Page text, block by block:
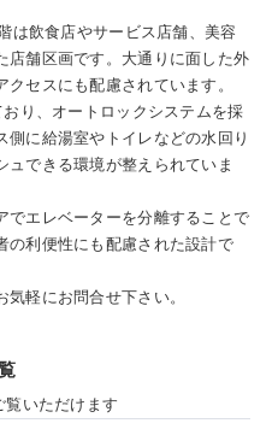
は飲食店やサービス店舗、美容
店舗区画です。大通りに面した外
セスにも配慮されています。
り、オートロックシステムを採
側に給湯室やトイレなどの水回り
ュできる環境が整えられていま
でエレベーターを分離することで
の利便性にも配慮された設計で
軽にお問合せ下さい。
覧いただけます